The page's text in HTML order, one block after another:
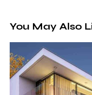
You May Also